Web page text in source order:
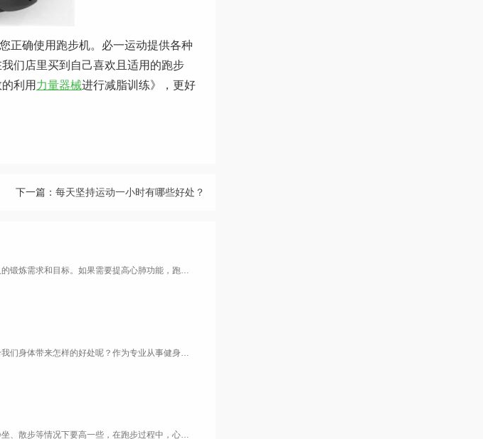
正确使用跑步机。必一运动提供各种
们店里买到自己喜欢且适用的跑步
利用 力量器械进行减脂训练》，更好
下一篇： 每天坚持运动一小时有哪些好处？
我们的身体在慢跑时，心脏也会提供有力的跳动，单次泵血的搏出量要比平时静坐、散步等情况下要高一些，在跑步过程中，心肌得到了很好的锻炼，规律且较深度的呼吸，对整个心肺系统也会有显著的提升。我们知道，心脏的最主要作用就是泵出血液量输送至身体全身，心输出血液量=心率x每搏输出量。更高强度的运动往往心率更高，但每搏输出量却未必有慢跑那么大。因而有氧慢跑也会很好的锻炼心脏肌肉，让它变得更强大。